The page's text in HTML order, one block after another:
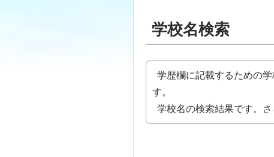
学校名検索
学歴欄に記載するための
す。
学校名の検索結果です。